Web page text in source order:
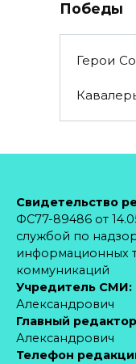
Победы
Герои
Свидетельство
ФС77-89486 от
службой по
информационных
коммуникаций
Учредитель СМИ:
Александрович
Главный
Александрович
Телефон